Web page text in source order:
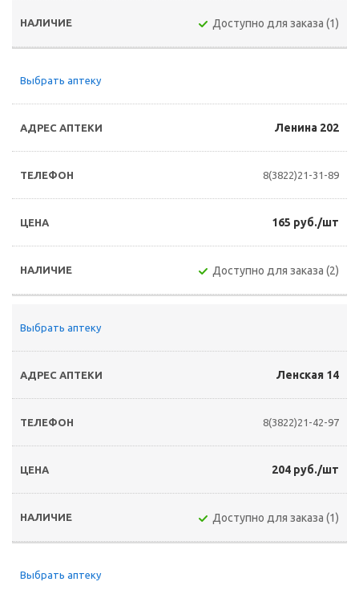
Доступно для заказа (1)
Выбрать аптеку
Ленина 202
8(3822)21-31-89
165 руб./шт
Доступно для заказа (2)
Выбрать аптеку
Ленская 14
8(3822)21-42-97
204 руб./шт
Доступно для заказа (1)
Выбрать аптеку